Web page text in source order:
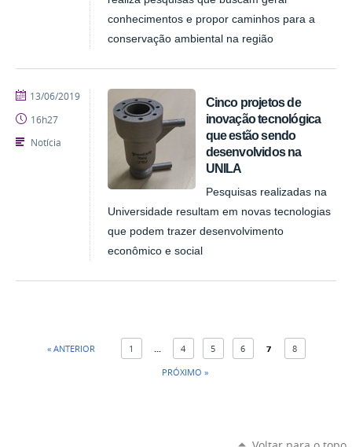
conhecimentos e propor caminhos para a
conservação ambiental na região
Cinco projetos de
inovação tecnológica
que estão sendo
desenvolvidos na
UNILA
Pesquisas realizadas na
Universidade resultam em novas tecnologias
que podem trazer desenvolvimento
econômico e social
publicado
13/06/2019
16h27
Notícia
« ANTERIOR 1 4 5 6 7
8
PRÓXIMO »